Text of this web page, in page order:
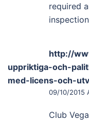
requireԁ
http://
uppriktiga-och-
med-licens-och-
09/10/2015
Club